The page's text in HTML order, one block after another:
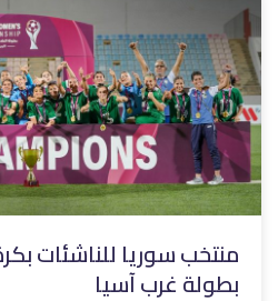
منتخب سوريا للناشئات
بطولة غرب آسيا